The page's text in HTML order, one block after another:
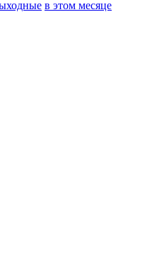
в этом месяце